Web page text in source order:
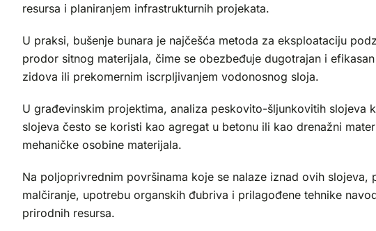
resursa i planiranjem infrastrukturnih projekata.
U praksi, bušenje bunara je najčešća metoda za eksploataciju
prodor sitnog materijala, čime se obezbeđuje dugotrajan i
zidova ili prekomernim iscrpljivanjem vodonosnog sloja.
U građevinskim projektima, analiza peskovito-šljunkovitih
slojeva često se koristi kao agregat u betonu ili kao drenažni
mehaničke osobine materijala.
Na poljoprivrednim površinama koje se nalaze iznad ovih
malčiranje, upotrebu organskih đubriva i prilagođene tehnike
prirodnih resursa.